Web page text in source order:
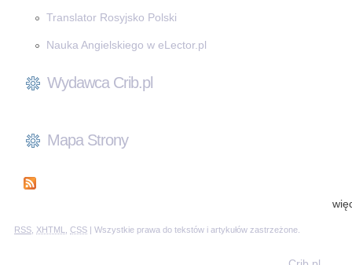
Translator Rosyjsko Polski
Nauka Angielskiego w eLector.pl
Wydawca Crib.pl
Mapa Strony
RSS XHTML CSS | Wszystkie prawa do tekstów i artykułów zastrzeżone.